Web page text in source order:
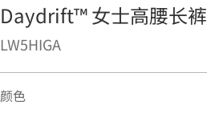
Daydrift™ 女士高腰长裤
LW5HIGA
颜色